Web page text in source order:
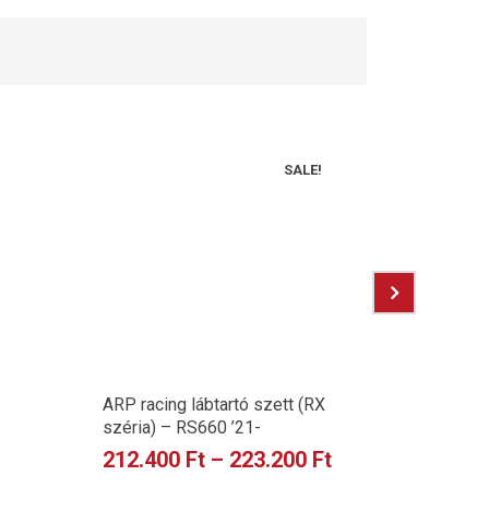
SALE!
ARP racing lábtartó szett (RX
széria) – RS660 ’21-
212.400 Ft – 223.200 Ft